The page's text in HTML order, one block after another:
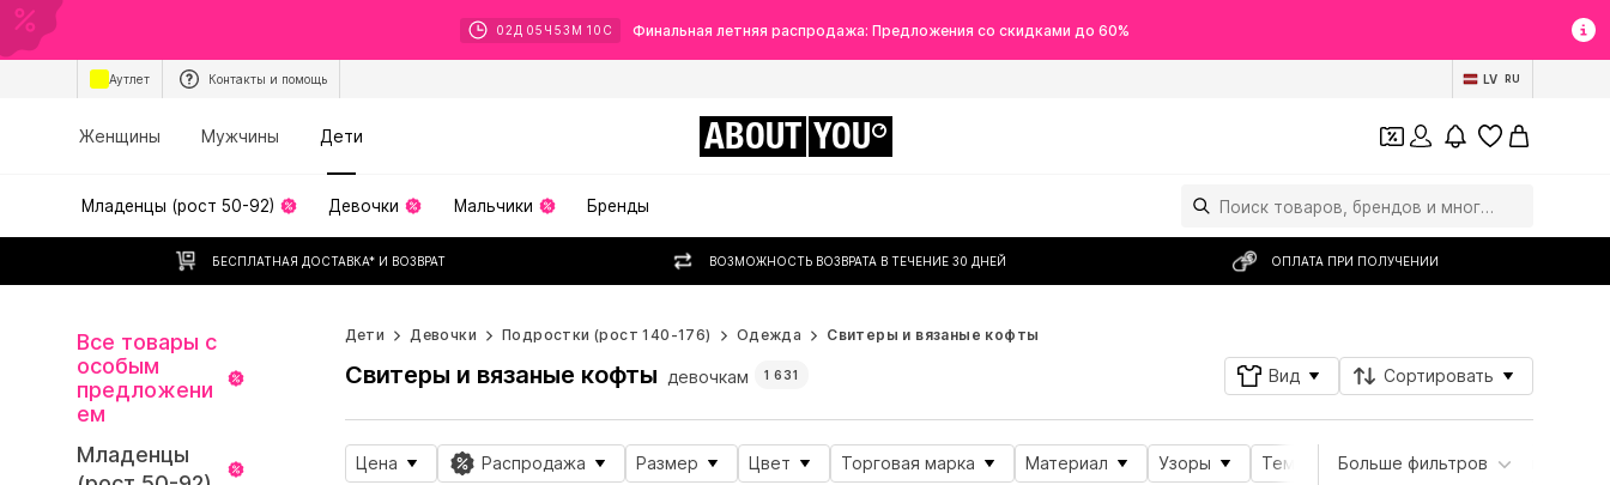
02 Д 05 Ч 53 М 07 С Финальная летняя распродажа: Предложения со скидками до 60%
Аутлет Контакты и помощь LV RU
Женщины Мужчины Дети ABOUT YOU
Младенцы (рост 50-92) Девочки Мальчики Бренды
БЕСПЛАТНАЯ ДОСТАВКА* И ВОЗВРАТ ВОЗМОЖНОСТЬ ВОЗВРАТА В ТЕЧЕНИЕ 30 ДНЕЙ ОПЛАТА ПРИ ПОЛУЧЕНИИ
Все товары с
особым
предложени
ем
Младенцы
Дети Девочки Подростки (рост 140-176) Одежда Свитеры и вязаные кофты
Свитеры и вязаные кофты девочкам 1 631 Вид Сортировать
Цена Распродажа Размер Цвет Торговая марка Материал Узоры Тема Подробности
Больше фильтров